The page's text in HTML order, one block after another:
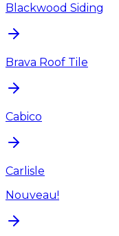
Blackwood Siding
Brava Roof Tile
Cabico
Carlisle
Nouveau!